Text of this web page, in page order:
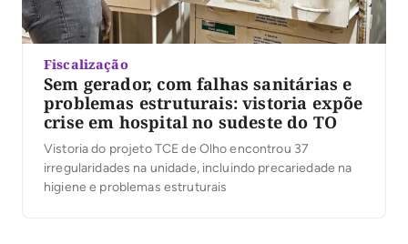
Fiscalização
Sem gerador, com falhas sanitárias e
problemas estruturais: vistoria expõe
crise em hospital no sudeste do TO
Vistoria do projeto TCE de Olho encontrou 37
irregularidades na unidade, incluindo precariedade na
higiene e problemas estruturais